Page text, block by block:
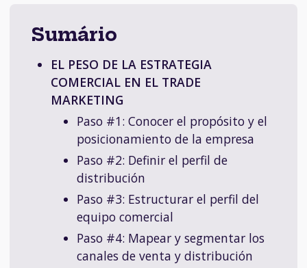
Sumário
EL PESO DE LA ESTRATEGIA
COMERCIAL EN EL TRADE
MARKETING
Paso #1: Conocer el propósito y el
posicionamiento de la empresa
Paso #2: Definir el perfil de
distribución
Paso #3: Estructurar el perfil del
equipo comercial
Paso #4: Mapear y segmentar los
canales de venta y distribución